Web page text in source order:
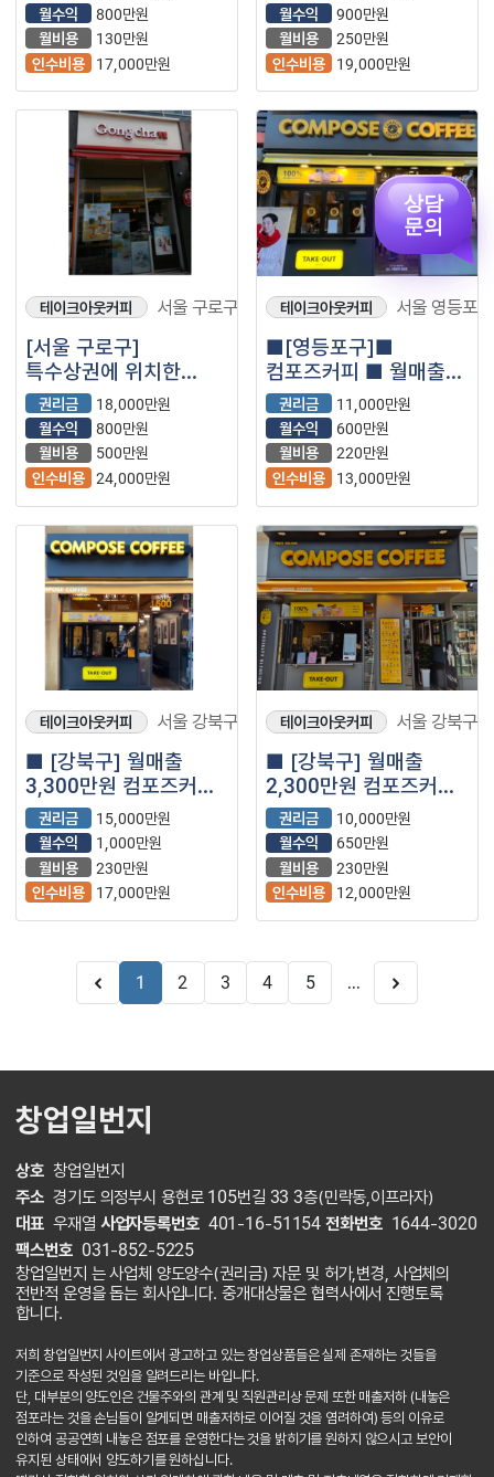
월수익
800만원
월비용
130만원
인수비용
17,000만원
월수익
900만원
월비용
250만원
인수비용
19,000만원
테이크아웃커피 서울 구로구
[서울 구로구]
특수상권에 위치한
월매출 3,500만원
나오는 공차 매장을
소개합니다.
권리금
18,000만원
월수익
800만원
월비용
500만원
인수비용 24,000만원
테이크아웃커피 서울 영등포구
■[영등포구]■
컴포즈커피 ■ 월매출
2,200만원 나오는매장
나왔습니다.■
권리금
11,000만원
월수익
600만원
월비용
220만원
인수비용
13,000만원
테이크아웃커피 서울 강북구
■ [강북구] 월매출
3,300만원 컴포즈커피
양도양수 창업｜추천
급매물 (프랜차이즈｜
저가커피｜카페)
권리금
15,000만원
월수익
1,000만원
월비용
230만원
인수비용
17,000만원
테이크아웃커피 서울 강북구
■ [강북구] 월매출
2,300만원 컴포즈커피
양도양수 창업｜추천
급매물 (프랜차이즈｜
저가커피｜카페)
권리금
10,000만원
월수익
650만원
월비용
230만원
인수비용
12,000만원
1 2 3 4 5 ...
창업일번지
상호 창업일번지
주소 경기도 의정부시 용현로 105번길 33 3층(민락동,이프라자)
대표 우재열 사업자등록번호 401-16-51154 전화번호 1644-3020
팩스번호 031-852-5225
창업일번지 는 사업체 양도양수(권리금) 자문 및 허가,변경, 사업체의
전반적 운영을 돕는 회사입니다. 중개대상물은 협력사에서 진행토록
합니다.
저희 창업일번지 사이트에서 광고하고 있는 창업상품들은 실제 존재하는 것들을
기준으로 작성된 것임을 알려드리는 바입니다.
단, 대부분의 양도인은 건물주와의 관계 및 직원관리상 문제 또한 매출저하 (내놓은
점포라는 것을 손님들이 알게되면 매출저하로 이어질 것을 염려하여) 등의 이유로
인하여 공공연희 내놓은 점포를 운영한다는 것을 밝히기를 원하지 않으시고 보안이
유지된 상태에서 양도하기를 원하십니다.
상담
문의